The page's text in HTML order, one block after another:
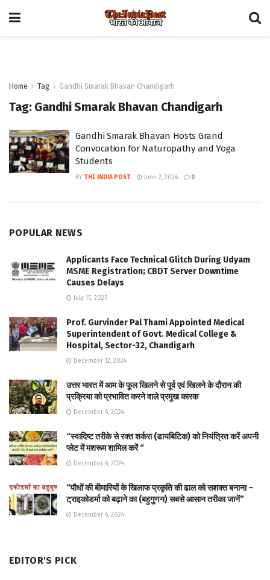
Home Tag Gandhi Smarak Bhavan Chandigarh
Tag: Gandhi Smarak Bhavan Chandigarh
Gandhi Smarak Bhavan Hosts Grand
Convocation for Naturopathy and Yoga
Students
BY THE INDIA POST June 2, 2026 0
POPULAR NEWS
Applicants Face Technical Glitch During Udyam
MSME Registration; CBDT Server Downtime
Causes Delays
July 15, 2025
Prof. Gurvinder Pal Thami Appointed Medical
Superintendent of Govt. Medical College &
Hospital, Sector-32, Chandigarh
December 12, 2024
उत्तर भारत में आम के फूल खिलने से पूर्व एवं खिलने के दौरान की
प्रक्रिया को प्रभावित करने वाले प्रमुख कारक
December 6, 2024
“स्वादिष्ट तरीके से रक्त शर्करा (डायबिटिक) को नियंत्रित करें अपनी
प्लेट में मशरूम शामिल करें “
December 6, 2024
“पौधों की बीमारियों के खिलाफ प्रकृति की ढाल को सशक्त बनाना –
ट्राइकोडर्मा को बढ़ाने का (बहुगुणन) सबसे आसान तरीका जानें”
December 6, 2024
EDITOR'S PICK